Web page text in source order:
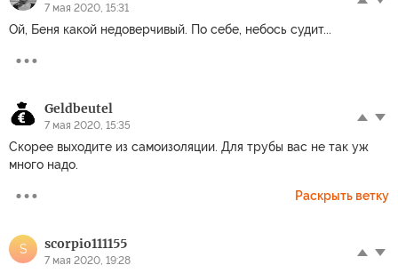
7 мая 2020, 15:31
Ой, Беня какой недоверчивый. По себе, небось судит...
Geldbeutel
7 мая 2020, 15:35
Скорее выходите из самоизоляции. Для трубы вас не так уж
много надо.
Раскрыть ветку
S scorpio111155
7 мая 2020, 19:28